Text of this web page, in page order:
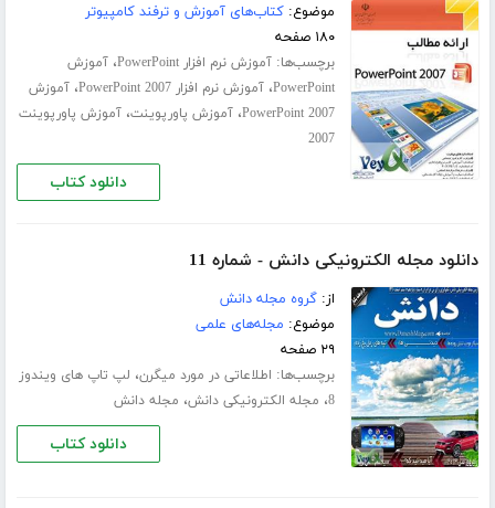
موضوع:کتاب‌های آموزش و ترفند کامپیوتر
۱۸۰ صفحه
برچسب‌ها:آموزش نرم افزار PowerPoint ،آموزش
PowerPoint،آموزش نرم افزار PowerPoint 2007 ،آموزش
PowerPoint 2007،آموزش پاورپوینت،آموزش پاورپوینت
2007
دانلود کتاب
دانلود مجله الکترونیکی دانش - شماره 11
از:گروه مجله دانش
موضوع: مجله‌های علمی
۲۹ صفحه
برچسب‌ها: اطلاعاتی در مورد میگرن، لپ تاپ های ویندوز
8، مجله الکترونیکی دانش، مجله دانش
دانلود کتاب